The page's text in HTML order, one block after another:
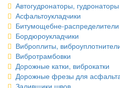
Автогудронаторы, гудронаторы
Асфальтоукладчики
Битумощебне-распределители
Бордюроукладчики
Виброплиты,
Вибротрамбовки
Дорожные катки, виброкатки
Дорожные фрезы для
Заливщики швов